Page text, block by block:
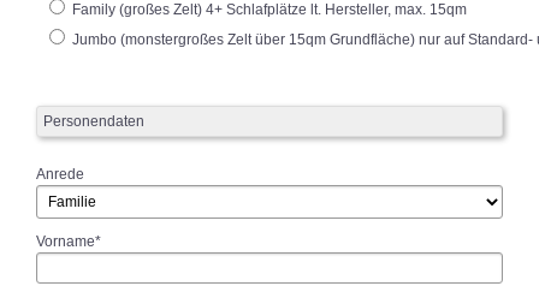
Family (großes Zelt) 4+ Schlafplätze lt. Hersteller, max. 15qm
Jumbo (monstergroßes Zelt über 15qm Grundfläche) nur auf
Personendaten
Anrede
Vorname*